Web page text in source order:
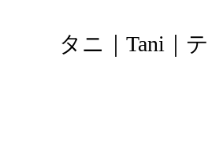
タニ｜Tani｜